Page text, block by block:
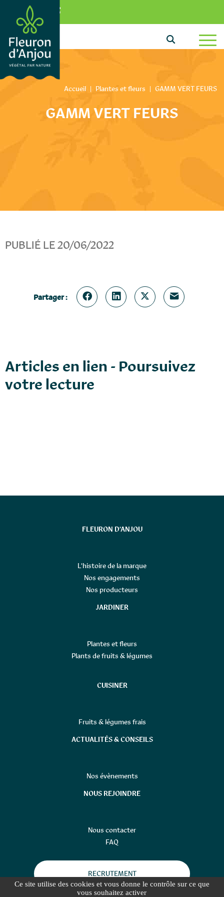
Ce site utilise des cookies et vous donne le contrôle sur ce que
vous souhaitez activer
Aller au texte
Aller au menu
Passer au contenu
Menu principal
Accueil | Plantes et fleurs | GAMM VERT FEURS
GAMM VERT FEURS
PUBLIÉ LE 20/06/2022
Partager :
Articles en lien - Poursuivez
votre lecture
FLEURON D’ANJOU
L’histoire de la marque
Nos engagements
Nos producteurs
JARDINER
Plantes et fleurs
Plants de fruits & légumes
CUISINER
Fruits & légumes frais
ACTUALITÉS & CONSEILS
Nos évènements
NOUS REJOINDRE
Nous contacter
FAQ
RECRUTEMENT